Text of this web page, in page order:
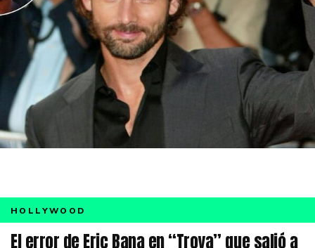
HOLLYWOOD
El error de Eric Bana en “Troya” que salió a